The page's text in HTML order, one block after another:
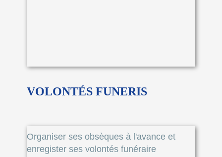
VOLONTÉS FUNERIS
Organiser ses obsèques à l'avance et
enregister ses volontés funéraire